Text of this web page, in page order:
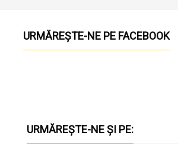
URMĂREȘTE-NE PE FACEBOOK
URMĂREȘTE-NE ȘI PE: